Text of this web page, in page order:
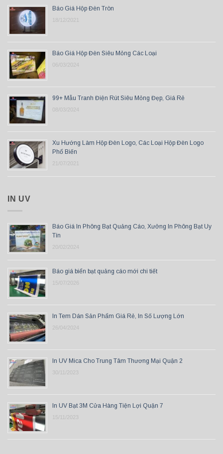
Báo Giá Hộp Đèn Tròn
18/12/2021
Báo Giá Hộp Đèn Siêu Mỏng Các Loại
06/03/2024
99+ Mẫu Tranh Điện Rút Siêu Mỏng Đẹp, Giá Rẻ
08/03/2024
Xu Hướng Làm Hộp Đèn Logo, Các Loại Hộp Đèn Logo
Phổ Biến
21/07/2021
IN UV
Báo Giá In Phông Bạt Quảng Cáo, Xưởng In Phông Bạt Uy
Tín
20/02/2024
Báo giá biển bạt quảng cáo mới chi tiết
15/07/2026
In Tem Dán Sản Phẩm Giá Rẻ, In Số Lượng Lớn
26/04/2024
In UV Mica Cho Trung Tâm Thương Mại Quận 2
30/11/2023
In UV Bạt 3M Cửa Hàng Tiện Lợi Quận 7
15/11/2023